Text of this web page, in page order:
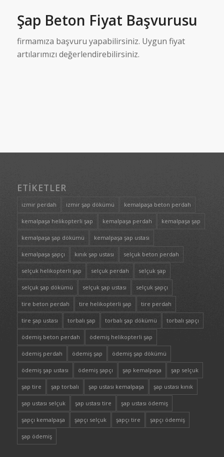
Şap Beton Fiyat Başvurusu
firmamıza başvuru yapabilirsiniz. Uygun fiyat
artılarımızı değerlendirebilirsiniz.
ETIKETLER
izmir perdah izmir şap dökümü kemalpaşa beton perdah
kemalpaşa helikopterli şap kemalpaşa perdah kemalpaşa şap
kemalpaşa şap dökümü kemalpaşa şap ustası
kemalpaşa şapçı kınık şap ustası selçuk beton perdah
selçuk helikopterli şap selçuk perdah selçuk şap
selçuk şap dökümü selçuk şap ustası selçuk şapçı
tire beton perdah tire helikopterli şap tire perdah
tire şap ustası torbalı şap torbalı şap dökümü torbalı şapçı
ödemiş beton perdah ödemiş helikopterli şap
ödemiş perdah ödemiş şap ödemiş şap dökümü
ödemiş şap ustası ödemiş şapçı şap kemalpaşa şap selçuk
şap tire şap torbalı şap ustası kemalpaşa şap ustası kınık
şap ustası selçuk şap ustası tire şap ustası ödemiş
şapçı kemalpaşa şapçı selçuk şapçı tire şapçı ödemiş
şap ödemiş